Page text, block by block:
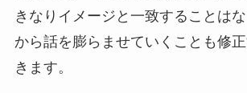
きなりイメージと一致することは
から話を膨らませていくことも修
きます。